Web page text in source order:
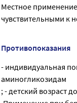
Местное
чувствительными к
Противопоказания
- индивидуальная
аминогликозидам
; - детский возраст